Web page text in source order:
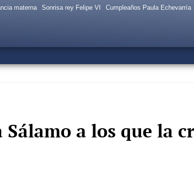
materna Sonrisa rey Felipe VI Cumpleaños Paula Echevarría
Sálamo a los que la